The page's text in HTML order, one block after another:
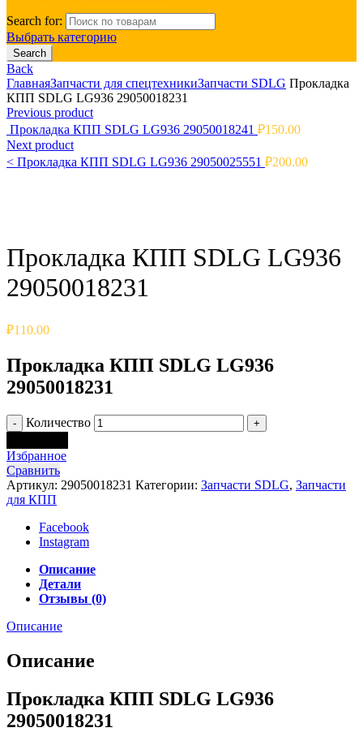
Search for:
Выбрать категорию
Search
Back
ГлавнаяЗапчасти для спецтехникиЗапчасти SDLG Прокладка
КПП SDLG LG936 29050018231
Previous product
Прокладка КПП SDLG LG936 29050018241 ₽150.00
Next product
< Прокладка КПП SDLG LG936 29050025551 ₽200.00
Прокладка КПП SDLG LG936
29050018231
₽110.00
Прокладка КПП SDLG LG936
29050018231
Количество
Избранное
Сравнить
Артикул: 29050018231 Категории: Запчасти SDLG, Запчасти
для КПП
Facebook
Instagram
Описание
Детали
Отзывы (0)
Описание
Описание
Прокладка КПП SDLG LG936
29050018231